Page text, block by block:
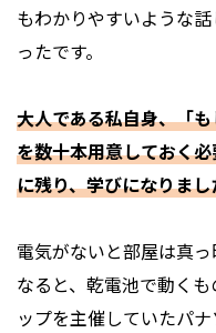
もわかりやすいような
ったです。
大人である私自身、「
を数十本用意しておく
に残り、学びになりまし
電気がないと部屋は真
なると、乾電池で動く
ップを主催していたパ